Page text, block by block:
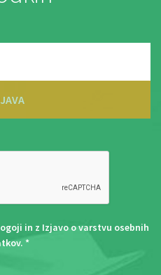
in z Izjavo o varstvu osebnih
. *